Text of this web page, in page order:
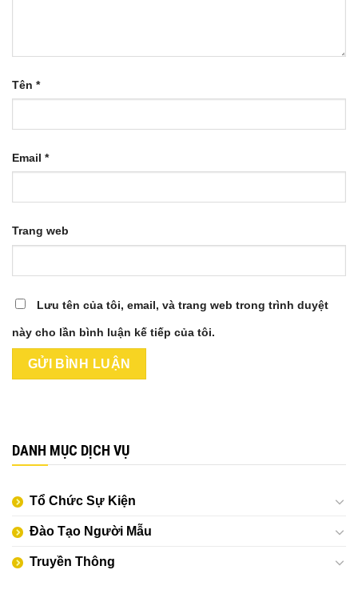
Tên *
Email *
Trang web
Lưu tên của tôi, email, và trang web trong trình duyệt
này cho lần bình luận kế tiếp của tôi.
DANH MỤC DỊCH VỤ
Tổ Chức Sự Kiện
Đào Tạo Người Mẫu
Truyền Thông